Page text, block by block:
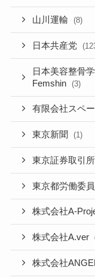
山川運輸 (8)
日本共産党
日本美容整骨
Femshin
(3)
有限会社スペ
東京新聞 (1)
東京証券取引所
東京都労働委
株式会社A-
株式会社A.ver
株式会社